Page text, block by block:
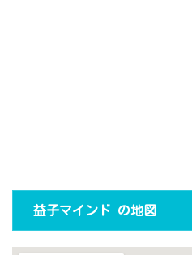
益子マインド の地図